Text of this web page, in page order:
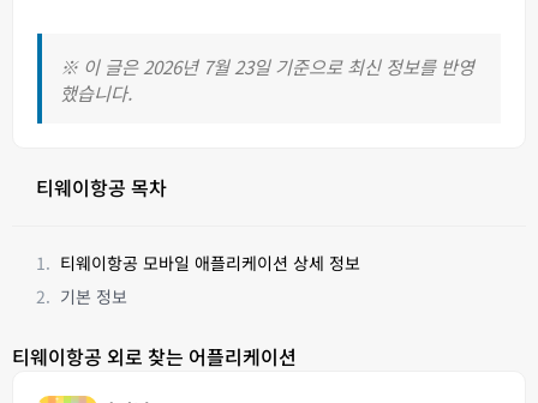
※ 이 글은 2026년 7월 23일 기준으로 최신 정보를 반영
했습니다.
티웨이항공 목차
티웨이항공 모바일 애플리케이션 상세 정보
기본 정보
티웨이항공 외로 찾는 어플리케이션